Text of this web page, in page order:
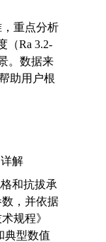
重点分析
（Ra 3.2-
。数据来
助用户根
解
和抗拔承
，并依据
规程》
典型数值